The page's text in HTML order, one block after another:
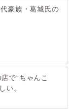
豪族・葛城氏の
で“ちゃんこ
い。